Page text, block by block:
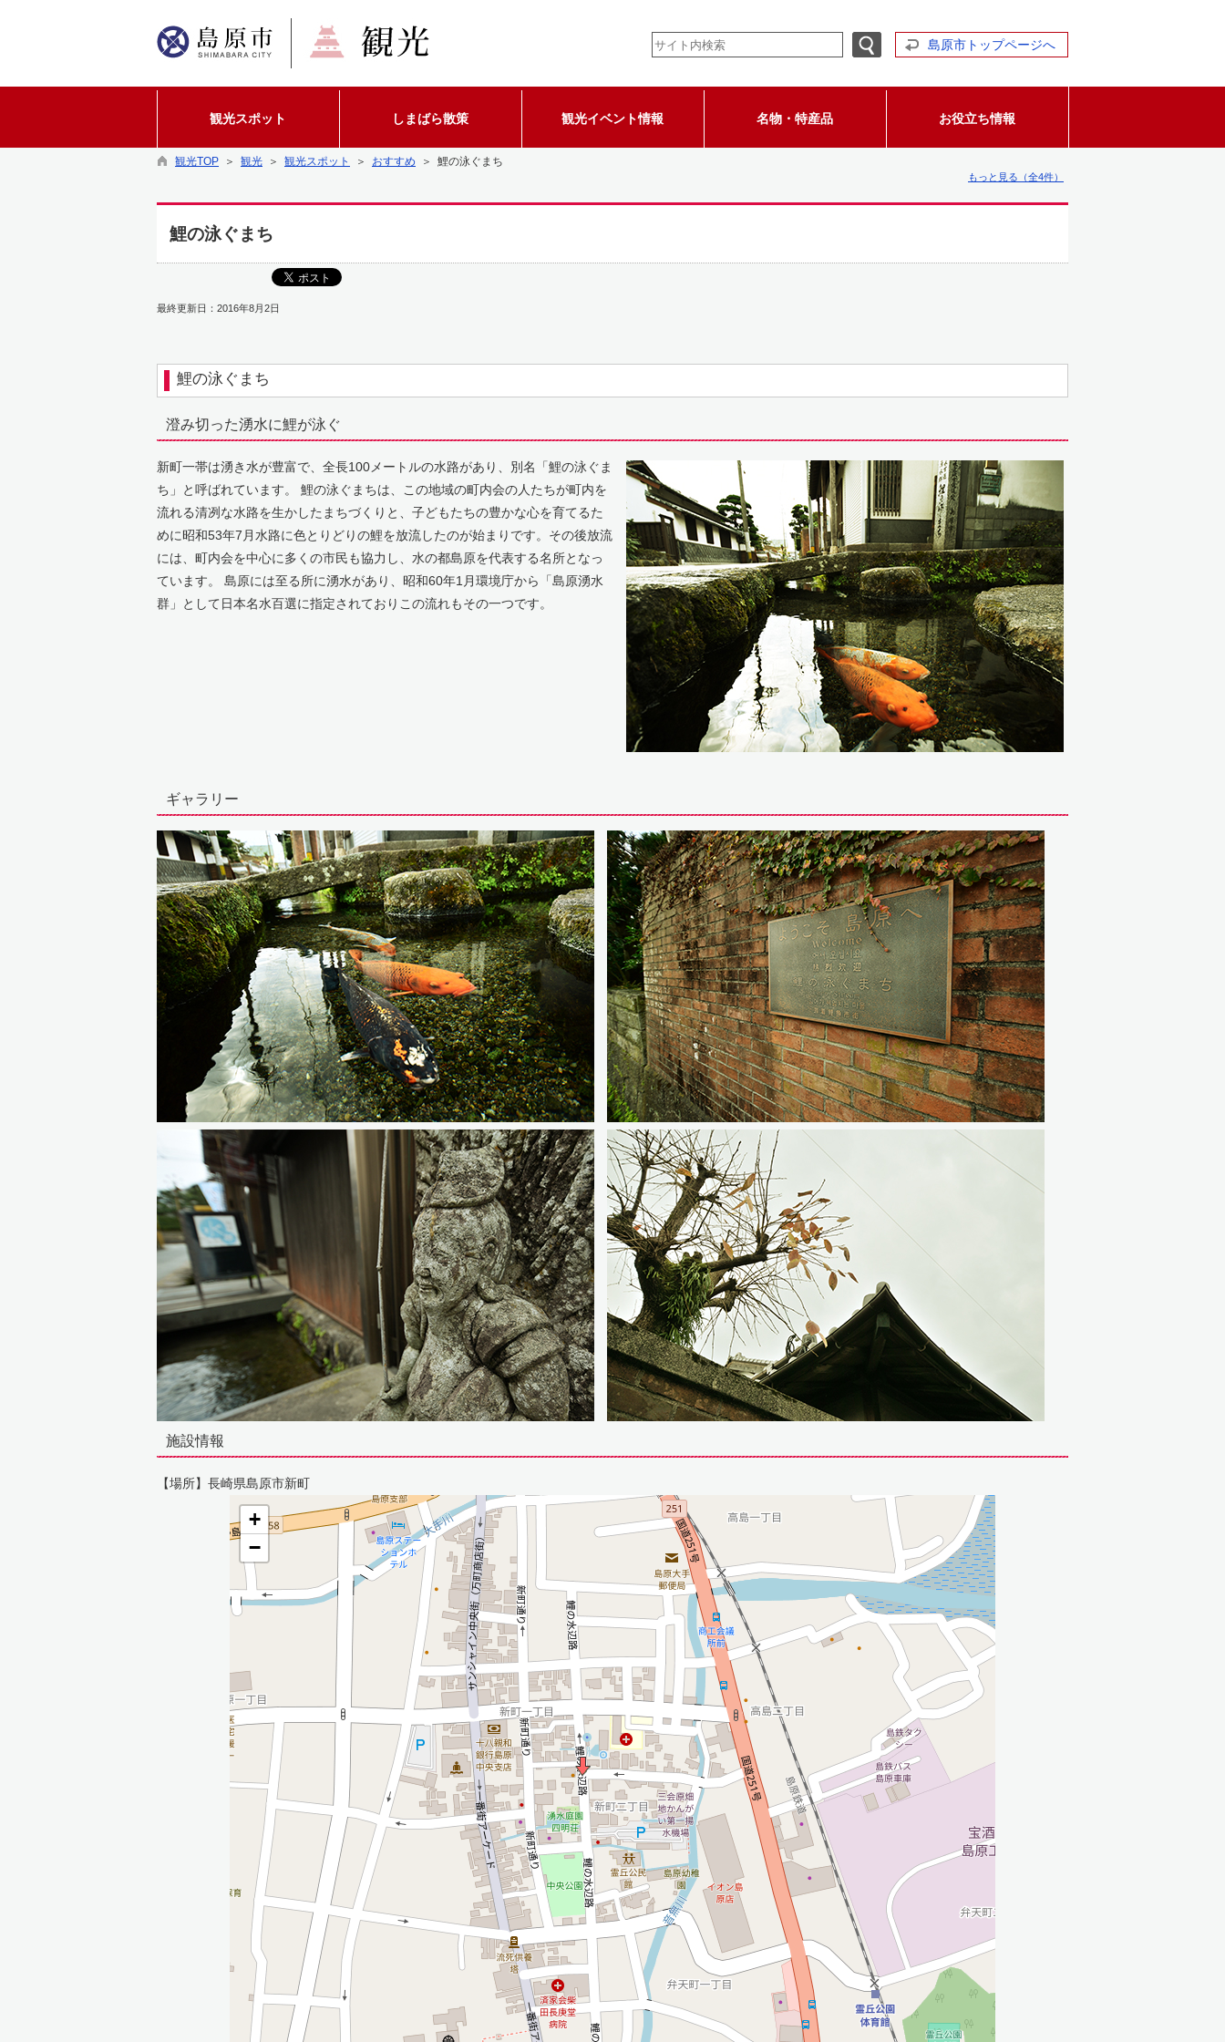
島原市トップページへ
観光スポット しまばら散策 観光イベント情報 名物・特産品 お役立ち情報
観光TOP ＞ 観光 ＞ 観光スポット ＞ おすすめ ＞ 鯉の泳ぐまち
もっと見る（全4件）
鯉の泳ぐまち
最終更新日：2016年8月2日
鯉の泳ぐまち
澄み切った湧水に鯉が泳ぐ
新町一帯は湧き水が豊富で、全長100メートルの水路があり、別名「鯉の泳ぐま
ち」と呼ばれています。 鯉の泳ぐまちは、この地域の町内会の人たちが町内を
流れる清冽な水路を生かしたまちづくりと、子どもたちの豊かな心を育てるた
めに昭和53年7月水路に色とりどりの鯉を放流したのが始まりです。その後放流
には、町内会を中心に多くの市民も協力し、水の都島原を代表する名所となっ
ています。 島原には至る所に湧水があり、昭和60年1月環境庁から「島原湧水
群」として日本名水百選に指定されておりこの流れもその一つです。
ギャラリー
施設情報
【場所】長崎県島原市新町